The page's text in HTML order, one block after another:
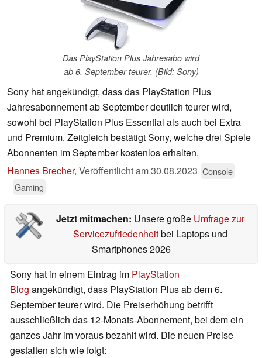
Das PlayStation Plus Jahresabo wird
ab 6. September teurer. (Bild: Sony)
Sony hat angekündigt, dass das PlayStation Plus
Jahresabonnement ab September deutlich teurer wird,
sowohl bei PlayStation Plus Essential als auch bei Extra
und Premium. Zeitgleich bestätigt Sony, welche drei Spiele
Abonnenten im September kostenlos erhalten.
Hannes Brecher, Veröffentlicht am30.08.2023 Console
Gaming
Jetzt mitmachen: Unsere große Umfrage zur
Servicezufriedenheitbei Laptops und
Smartphones 2026
Sony hat in einem Eintrag im PlayStation
Blog angekündigt, dass PlayStation Plus ab dem 6.
September teurer wird. Die Preiserhöhung betrifft
ausschließlich das 12-Monats-Abonnement, bei dem ein
ganzes Jahr im voraus bezahlt wird. Die neuen Preise
gestalten sich wie folgt: